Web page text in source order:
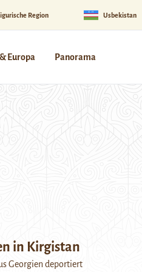
Region Usbekistan
Europa Panorama
in Kirgistan
Georgien deportiert